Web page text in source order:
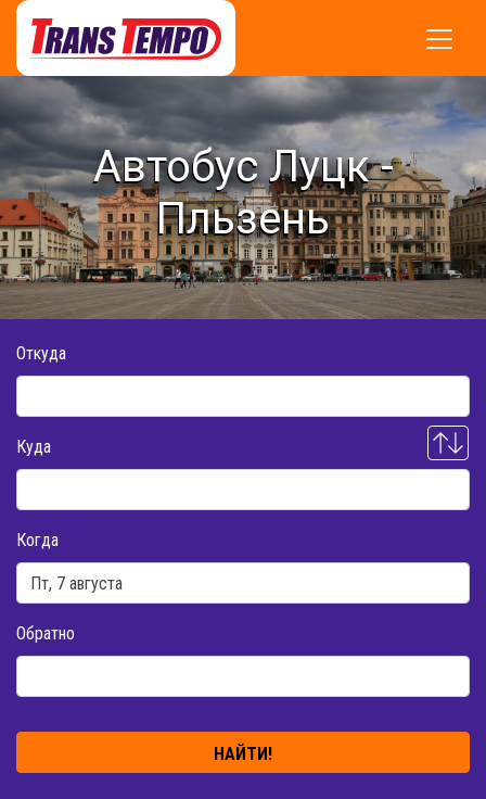
Автобус Луцк -
Пльзень
Откуда
Куда
Когда
Обратно
НАЙТИ!